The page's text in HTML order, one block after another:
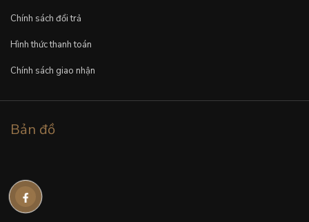
Chính sách đổi trả
Hình thức thanh toán
Chính sách giao nhận
Bản đồ